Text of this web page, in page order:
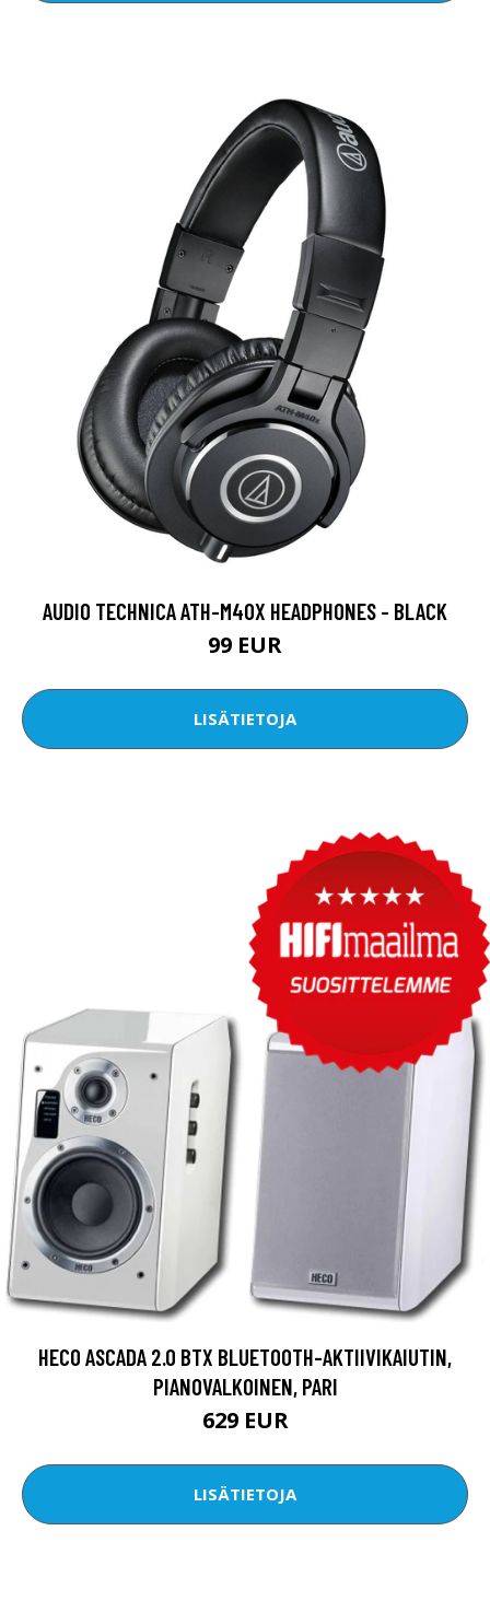
AUDIO TECHNICA ATH-M40X HEADPHONES - BLACK
99 EUR
LISÄTIETOJA
HECO ASCADA 2.0 BTX BLUETOOTH-AKTIIVIKAIUTIN,
PIANOVALKOINEN, PARI
629 EUR
LISÄTIETOJA